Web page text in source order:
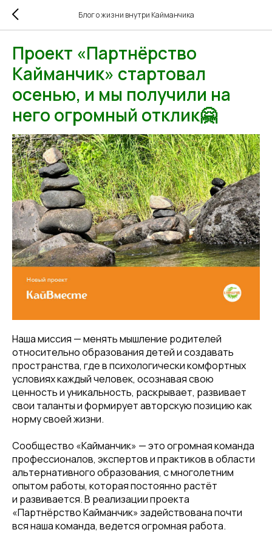
Блог о жизни внутри Кайманчика
Проект «Партнёрство
Кайманчик» стартовал
осенью, и мы получили на
него огромный отклик🤗
Наша миссия — менять мышление родителей
относительно образования детей и создавать
пространства, где в психологически комфортных
условиях каждый человек, осознавая свою
ценность и уникальность, раскрывает, развивает
свои таланты и формирует авторскую позицию как
норму своей жизни.
Сообщество «Кайманчик» — это огромная команда
профессионалов, экспертов и практиков в области
альтернативного образования, с многолетним
опытом работы, которая постоянно растёт
и развивается. В реализации проекта
«Партнёрство Кайманчик» задействована почти
вся наша команда, ведется огромная работа.